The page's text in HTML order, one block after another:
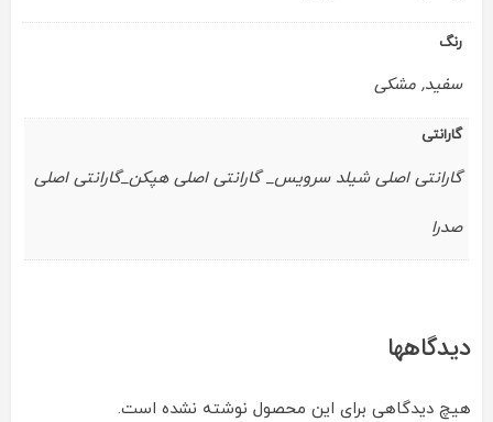
رنگ
سفید, مشکی
گارانتی
گارانتی اصلی شیلد سرویس_ گارانتی اصلی هپکن_گارانتی اصلی
صدرا
دیدگاهها
هیچ دیدگاهی برای این محصول نوشته نشده است.